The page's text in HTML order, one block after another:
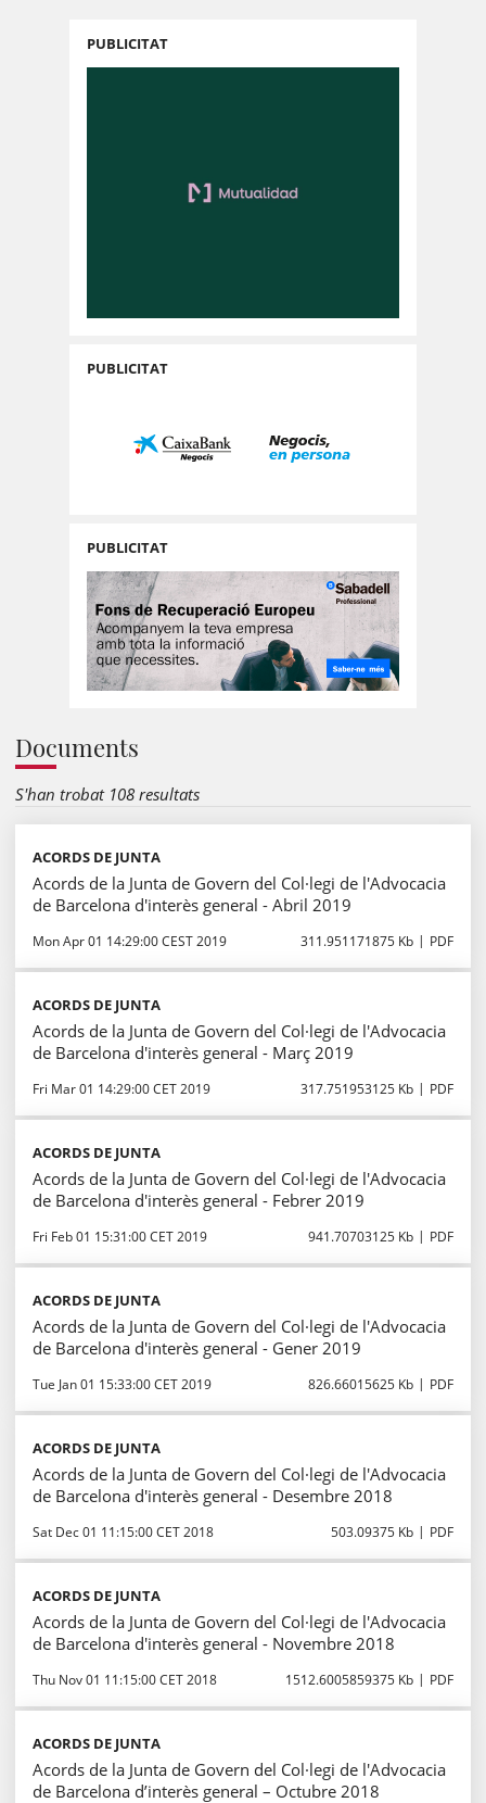
PUBLICITAT
PUBLICITAT
PUBLICITAT
Documents
S'han trobat 108 resultats
ACORDS DE JUNTA
Acords de la Junta de Govern del Col·legi de l'Advocacia
de Barcelona d'interès general - Abril 2019
Mon Apr 01 14:29:00 CEST 2019 311.951171875 Kb PDF
ACORDS DE JUNTA
Acords de la Junta de Govern del Col·legi de l'Advocacia
de Barcelona d'interès general - Març 2019
Fri Mar 01 14:29:00 CET 2019 317.751953125 Kb PDF
ACORDS DE JUNTA
Acords de la Junta de Govern del Col·legi de l'Advocacia
de Barcelona d'interès general - Febrer 2019
Fri Feb 01 15:31:00 CET 2019 941.70703125 Kb PDF
ACORDS DE JUNTA
Acords de la Junta de Govern del Col·legi de l'Advocacia
de Barcelona d'interès general - Gener 2019
Tue Jan 01 15:33:00 CET 2019 826.66015625 Kb PDF
ACORDS DE JUNTA
Acords de la Junta de Govern del Col·legi de l'Advocacia
de Barcelona d'interès general - Desembre 2018
Sat Dec 01 11:15:00 CET 2018 503.09375 Kb PDF
ACORDS DE JUNTA
Acords de la Junta de Govern del Col·legi de l'Advocacia
de Barcelona d'interès general - Novembre 2018
Thu Nov 01 11:15:00 CET 2018 1512.6005859375 Kb PDF
ACORDS DE JUNTA
Acords de la Junta de Govern del Col·legi de l'Advocacia
de Barcelona d’interès general – Octubre 2018